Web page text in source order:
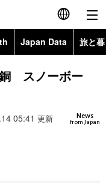
English
简体字
Japan Data 旅と
Topics
スノーボー
News
from Japan
05:41 更新